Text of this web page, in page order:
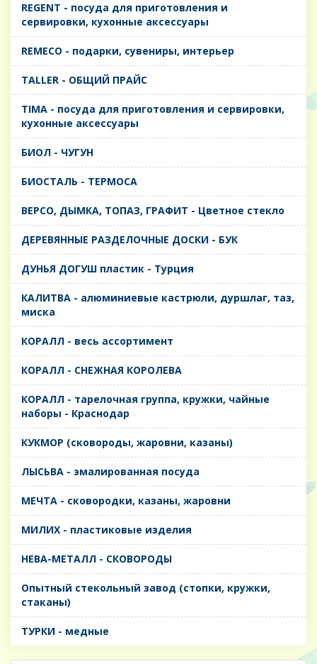
REGENT - посуда для приготовления и
сервировки, кухонные аксессуары
REMECO - подарки, сувениры, интерьер
TALLER - ОБЩИЙ ПРАЙС
TIMA - посуда для приготовления и сервировки,
кухонные аксессуары
БИОЛ - ЧУГУН
БИОСТАЛЬ - ТЕРМОСА
ВЕРСО, ДЫМКА, ТОПАЗ, ГРАФИТ - Цветное стекло
ДЕРЕВЯННЫЕ РАЗДЕЛОЧНЫЕ ДОСКИ - БУК
ДУНЬЯ ДОГУШ пластик - Турция
КАЛИТВА - алюминиевые кастрюли, дуршлаг, таз,
миска
КОРАЛЛ - весь ассортимент
КОРАЛЛ - СНЕЖНАЯ КОРОЛЕВА
КОРАЛЛ - тарелочная группа, кружки, чайные
наборы - Краснодар
КУКМОР (сковороды, жаровни, казаны)
ЛЫСЬВА - эмалированная посуда
МЕЧТА - сковородки, казаны, жаровни
МИЛИХ - пластиковые изделия
НЕВА-МЕТАЛЛ - СКОВОРОДЫ
Опытный стекольный завод (стопки, кружки,
стаканы)
ТУРКИ - медные